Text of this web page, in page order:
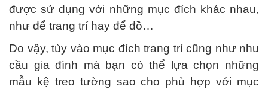
được sử dụng với những mục đích khác nhau,
như để trang trí hay để đồ…
Do vậy, tùy vào mục đích trang trí cũng như nhu
cầu gia đình mà bạn có thể lựa chọn những
mẫu kệ treo tường sao cho phù hợp với mục